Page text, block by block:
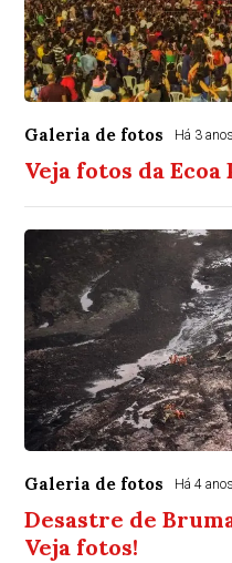
Galeria de fotos Há 3 anos
Veja fotos da Ecoa
Galeria de fotos Há 4 anos
Desastre de
Veja fotos!